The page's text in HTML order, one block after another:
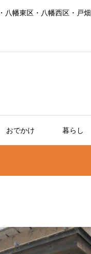
幡東区・八幡西区・戸
おでかけ 暮らし